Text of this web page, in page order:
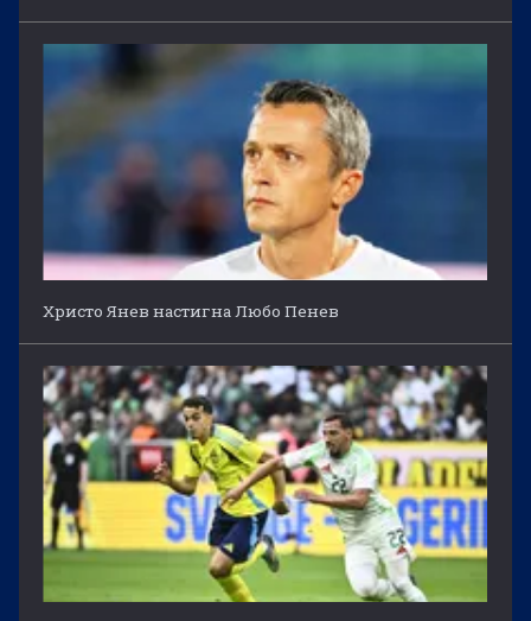
Христо Янев настигна Любо Пенев